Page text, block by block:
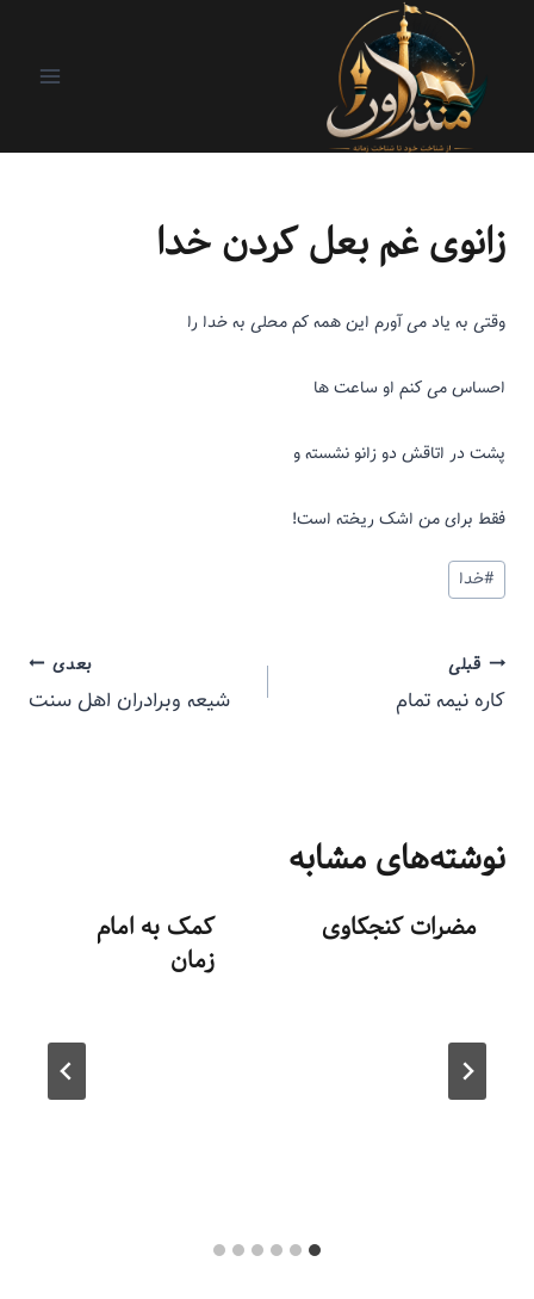
زانوی غم بعل کردن خدا
وقتی به یاد می آورم این همه کم محلی به خدا را
احساس می کنم او ساعت ها
پشت در اتاقش دو زانو نشسته و
فقط برای من اشک ریخته است!
#خدا
قبلی
کاره نیمه تمام
بعدی
شیعه وبرادران اهل سنت
نوشته‌های مشابه
مضرات کنجکاوی
کمک به امام
زمان